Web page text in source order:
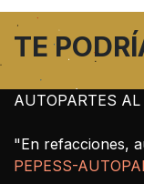
TE
AUTOPARTES AL
"En refacciones,
PEPESS-